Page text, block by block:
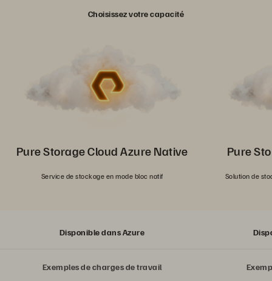
Choisissez votre capacité
Pure Storage Cloud Azure Native
Service de stockage en mode bloc natif
Disponible dans Azure
Exemples de charges de travail
Pure
Solution de